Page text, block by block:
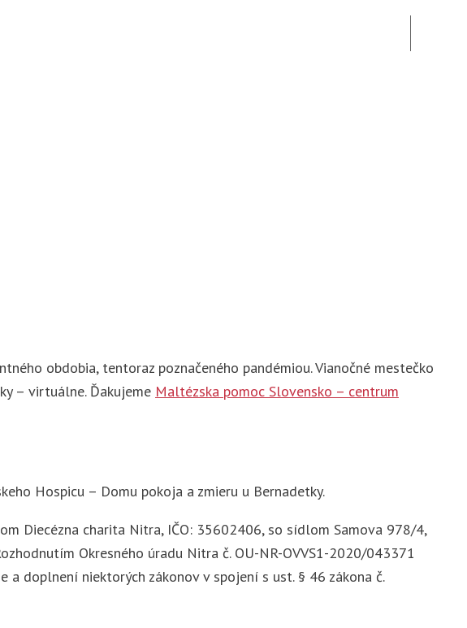
obdobia, tentoraz poznačeného pandémiou. Vianočné mestečko
– virtuálne. Ďakujeme Maltézska pomoc Slovensko – centrum
Hospicu – Domu pokoja a zmieru u Bernadetky.
Diecézna charita Nitra, IČO: 35602406, so sídlom Samova 978/4,
Okresného úradu Nitra č. OU-NR-OVVS1-2020/043371
a doplnení niektorých zákonov v spojení s ust. § 46 zákona č.